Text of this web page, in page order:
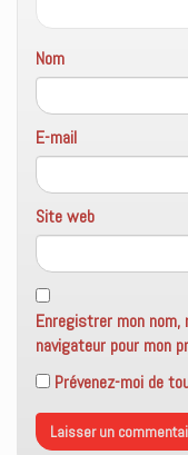
Nom
E-mail
Site web
Enregistrer mon
navigateur pour mon
Prévenez-moi de